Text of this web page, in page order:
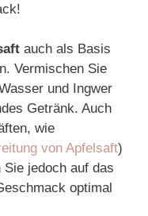
auch als Basis
Vermischen Sie
und Ingwer
Getränk. Auch
wie
von Apfelsaft)
jedoch auf das
optimal